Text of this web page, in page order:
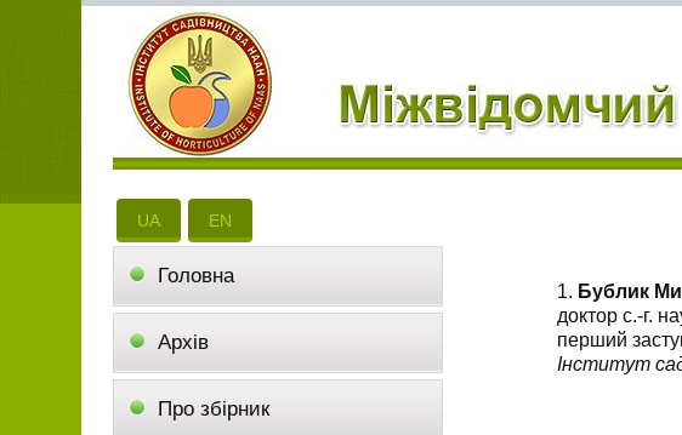
UA EN
Головна
Архів
Про збірник
1. Бублик
доктор с.-г.
перший
Інститут